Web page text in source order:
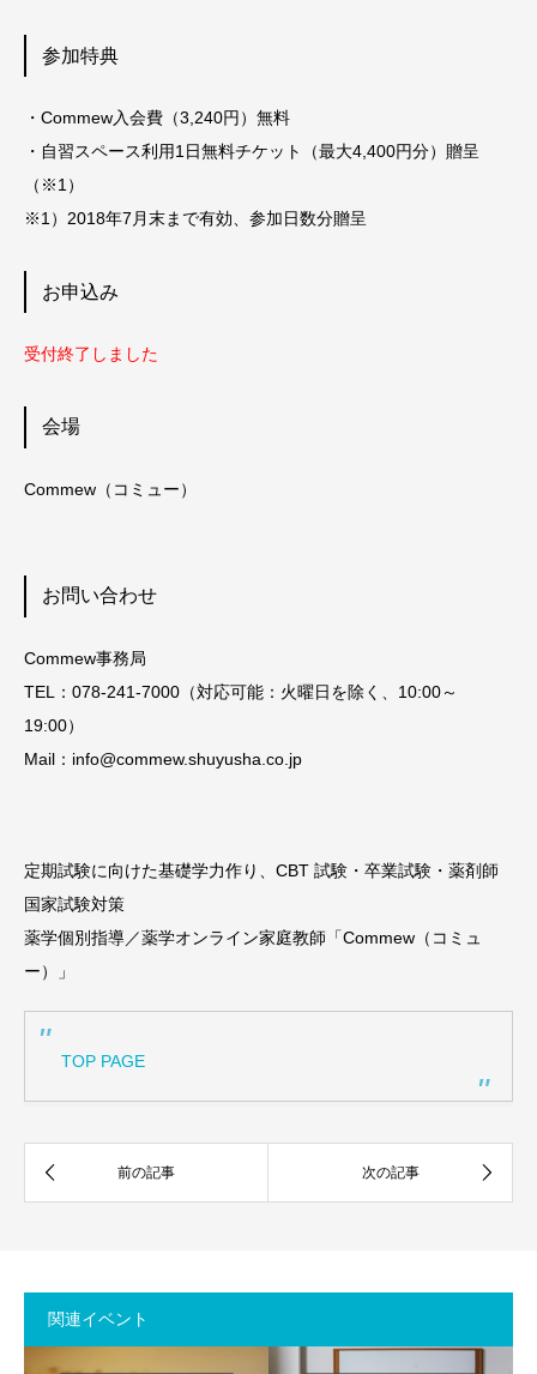
参加特典
・Commew入会費（3,240円）無料
・自習スペース利用1日無料チケット（最大4,400円分）贈呈
（※1）
※1）2018年7月末まで有効、参加日数分贈呈
お申込み
受付終了しました
会場
Commew（コミュー）
お問い合わせ
Commew事務局
TEL：‪078-241-7000‬（対応可能：火曜日を除く、‪10:00～
19:00‬）
Mail：info@‪commew.shuyusha.co.jp‬
定期試験に向けた基礎学力作り、CBT 試験・卒業試験・薬剤師
国家試験対策
薬学個別指導／薬学オンライン家庭教師「Commew（コミュ
ー）」
TOP PAGE
関連イベント